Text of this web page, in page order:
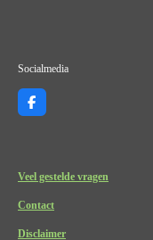
Socialmedia
F
a
o
o
Veel gestelde vragen
Contact
Disclaimer